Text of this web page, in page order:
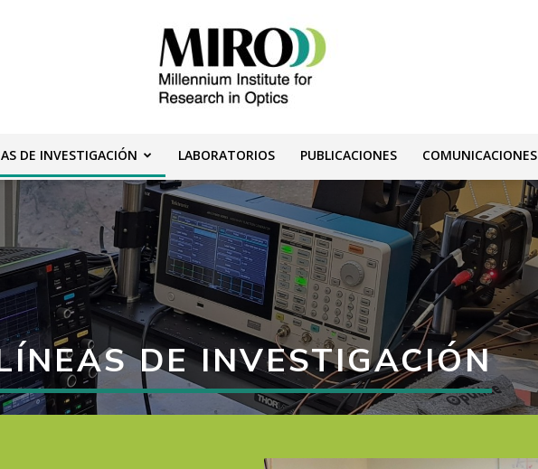
Instituto
Milenio
DE INVESTIGACIÓN LABORATORIOS PUBLICACIONES COMUNICACIONES
DE INVESTIGACIÓN